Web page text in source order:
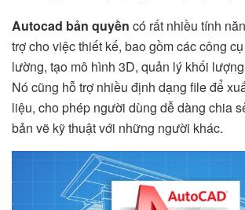
Autocad bản quyền có rất nhiều tính
trợ cho việc thiết kế, bao gồm các công
lường, tạo mô hình 3D, quản lý khối
Nó cũng hỗ trợ nhiều định dạng file để
liệu, cho phép người dùng dễ dàng chia
bản vẽ kỹ thuật với những người khác.